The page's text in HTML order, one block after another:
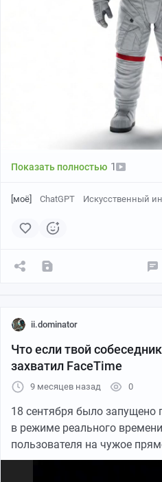
Evaluate structure:
3. Получение информации о
Highlight risks:
4. Указание недостающих
последовательности
Question logic: [вставить
свежести и
Assess originality:
Показать полностью 1
[моё] ChatGPT Искусственный
ii.dominator
Что если твой
захватил FaceTime
9 месяцев назад 0
18 сентября было запущено
в режиме реального
пользователя на чужое